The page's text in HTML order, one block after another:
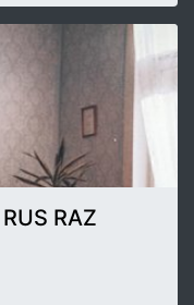
RAZ